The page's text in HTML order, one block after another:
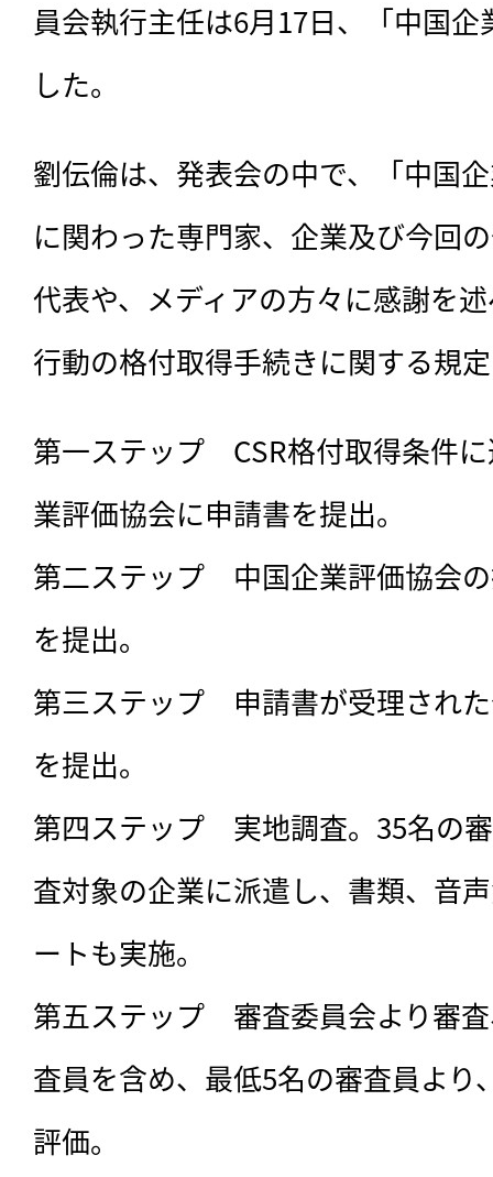
員会執行主任は6月17日、「中国企
した。
劉伝倫は、発表会の中で、「中国
に関わった専門家、企業及び今回
代表や、メディアの方々に感謝を
行動の格付取得手続きに関する規
第一ステップ　CSR格付取得条件
業評価協会に申請書を提出。
第二ステップ　中国企業評価協会
を提出。
第三ステップ　申請書が受理され
を提出。
第四ステップ　実地調査。35名の
査対象の企業に派遣し、書類、音
ートも実施。
第五ステップ　審査委員会より審
査員を含め、最低5名の審査員より
評価。